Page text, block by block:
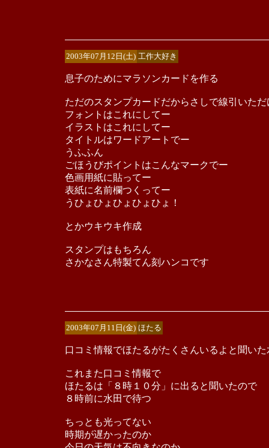
2003年07月12日(土) 工作大好き
息子のためにマラソンカードを作る
ただのスタンプカードだからさしで線引いた
フォントはこれにしてー
イラストはこれにしてー
タイトルはワードアートでー
うふふん
ごほうびポイントはこんなマークでー
色画用紙に貼ってー
表紙に名前欄つくってー
うひょひょひょひょひょ！
とかウキウキ作成
スタンプはもちろん
さかなさん特製てん刻ハンコです
2003年07月11日(金) ほたる
口コミ情報でほたるがたくさんいるよと聞い
これまた口コミ情報で
ほたるは「８時１０分」に出ると聞いたので
８時前に水田で待つ
ちっとも光ってない
時期が遅かったのか